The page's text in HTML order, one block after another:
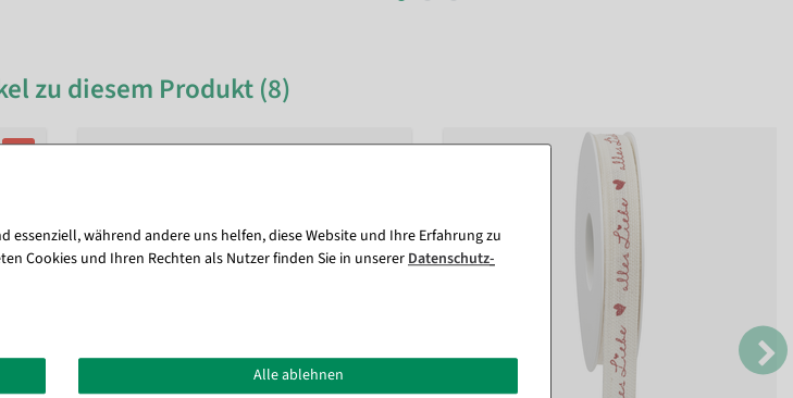
zu diesem Produkt (8)
%
essenziell, während andere uns helfen, diese Website und Ihre Erfahrung zu
Cookies und Ihren Rechten als Nutzer finden Sie in unsererDaten­schutz­
Alle ablehnen